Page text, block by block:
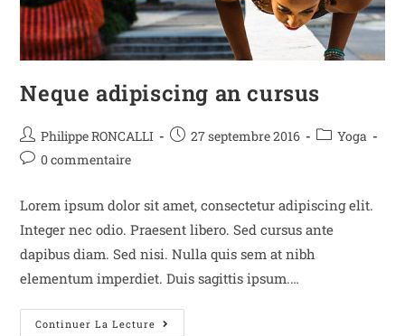
Neque adipiscing an cursus
Philippe RONCALLI 27 septembre 2016
Yoga
0 commentaire
Lorem ipsum dolor sit amet, consectetur adipiscing elit.
Integer nec odio. Praesent libero. Sed cursus ante
dapibus diam. Sed nisi. Nulla quis sem at nibh
elementum imperdiet. Duis sagittis ipsum.…
Continuer La Lecture